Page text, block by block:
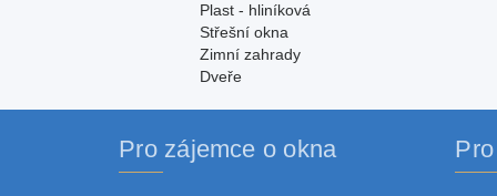
Plast - hliníková
Střešní okna
Zimní zahrady
Dveře
Pro zájemce o okna